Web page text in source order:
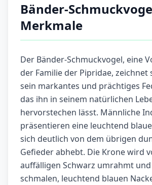
Bänder-
Merkmale
Der Bänder-Schmuckvogel, eine
der Familie der Pipridae, zeichnet
sein markantes und prächtiges
das ihn in seinem natürlichen
hervorstechen lässt. Männliche
präsentieren eine leuchtend
sich deutlich von dem übrigen
Gefieder abhebt. Die Krone wird
auffälligen Schwarz umrahmt
schmalen, leuchtend blauen